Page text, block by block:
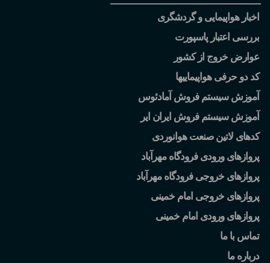
اخبار هواپیمایی و گردشگری
بررسی اعتبار پاسپورت
عوارض خروج از کشور
کد دو حرفی هواپیماییها
آموزش سیستم فروش آمادئوس
آموزش سیستم فروش ایران ایر
کدهای لاتین صنعت هوانوردی
پروازهای ورودی فرودگاه مهرآباد
پروازهای خروجی فرودگاه مهرآباد
پروازهای خروجی امام خمینی
پروازهای ورودی امام خمینی
تماس با ما
درباره ما